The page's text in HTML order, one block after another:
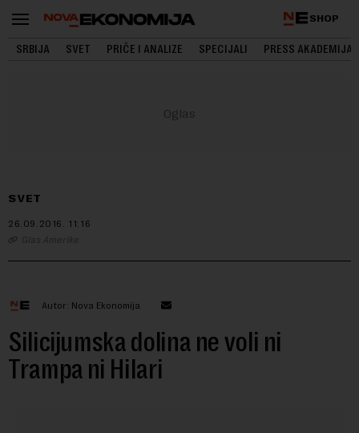
SHOP
SRBIJA SVET PRIČE I ANALIZE SPECIJALI PRESS AKADEMIJA
SVET
26.09.2016. 11:16
Glas Amerike
Autor: Nova Ekonomija
Silicijumska dolina ne voli ni
Trampa ni Hilari